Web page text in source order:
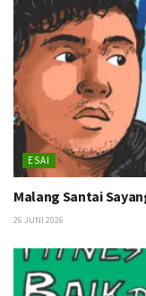
ESAI
Malang Santai
26 JUNI 2026